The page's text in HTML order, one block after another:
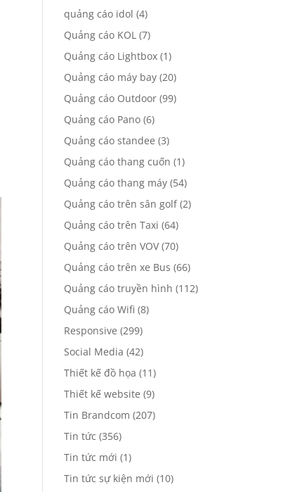
quảng cáo idol (4)
Quảng cáo KOL (7)
Quảng cáo Lightbox (1)
Quảng cáo máy bay (20)
Quảng cáo Outdoor (99)
Quảng cáo Pano (6)
Quảng cáo standee (3)
Quảng cáo thang cuốn (1)
Quảng cáo thang máy (54)
Quảng cáo trên sân golf(2)
Quảng cáo trên Taxi (64)
Quảng cáo trên VOV(70)
Quảng cáo trên xe Bus (66)
Quảng cáo truyền hình (112)
Quảng cáo Wifi (8)
Responsive (299)
Social Media (42)
Thiết kế đồ họa (11)
Thiết kế website (9)
Tin Brandcom (207)
Tin tức (356)
Tin tức mới (1)
Tin tức sự kiện mới (10)